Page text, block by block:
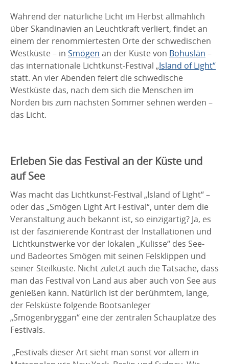
Während der natürliche Licht im Herbst allmählich
über Skandinavien an Leuchtkraft verliert, findet an
einem der renommiertesten Orte der schwedischen
Westküste – in Smögen an der Küste von Bohuslän –
das internationale Lichtkunst-Festival „Island of Light“
statt. An vier Abenden feiert die schwedische
Westküste das, nach dem sich die Menschen im
Norden bis zum nächsten Sommer sehnen werden –
das Licht.
Erleben Sie das Festival an der Küste und
auf See
Was macht das Lichtkunst-Festival „Island of Light“ –
oder das „Smögen Light Art Festival“, unter dem die
Veranstaltung auch bekannt ist, so einzigartig? Ja, es
ist der faszinierende Kontrast der Installationen und
Lichtkunstwerke vor der lokalen „Kulisse“ des See-
und Badeortes Smögen mit seinen Felsklippen und
seiner Steilküste. Nicht zuletzt auch die Tatsache, dass
man das Festival von Land aus aber auch von See aus
genießen kann. Natürlich ist der berühmtem, lange,
der Felsküste folgende Bootsanleger
„Smögenbryggan“ eine der zentralen Schauplätze des
Festivals.
„Festivals dieser Art sieht man sonst vor allem in